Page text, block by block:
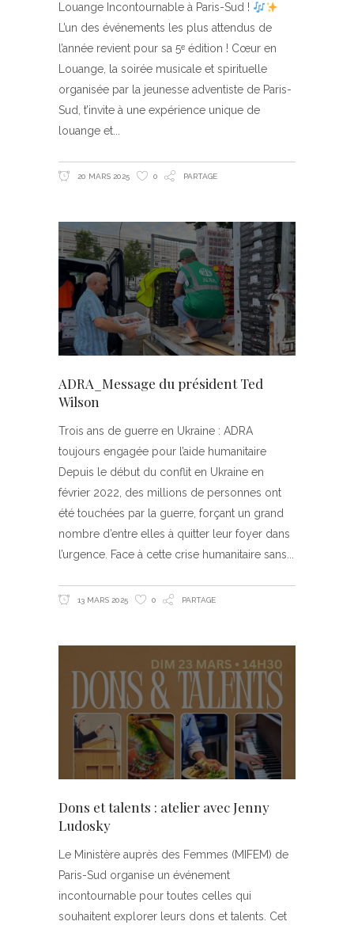
Louange Incontournable à Paris-Sud !
L’un des événements les plus attendus de
l’année revient pour sa 5ᵉ édition ! Cœur en
Louange, la soirée musicale et spirituelle
organisée par la jeunesse adventiste de Paris-
Sud, t’invite à une expérience unique de
louange et
20 MARS 2025 0 PARTAGE
ADRA_Message du président Ted
Wilson
Trois ans de guerre en Ukraine : ADRA
toujours engagée pour l’aide humanitaire
Depuis le début du conflit en Ukraine en
février 2022, des millions de personnes ont
été touchées par la guerre, forçant un grand
nombre d’entre elles à quitter leur foyer dans
l’urgence. Face à cette crise humanitaire sans
13 MARS 2025 0 PARTAGE
Dons et talents : atelier avec Jenny
Ludosky
Le Ministère auprès des Femmes (MIFEM) de
Paris-Sud organise un événement
incontournable pour toutes celles qui
souhaitent explorer leurs dons et talents. Cet